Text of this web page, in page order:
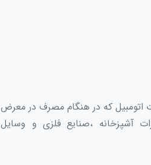
اتومبیل كه در هنگام مصرف در معرض
آشپزخانه ،صنایع فلزی و وسایل